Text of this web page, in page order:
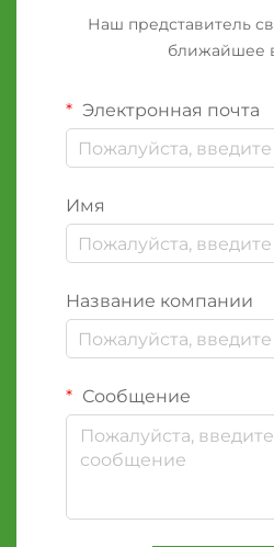
Наш представитель
ближайшее
Электронная почта
Имя
Название компании
Сообщение